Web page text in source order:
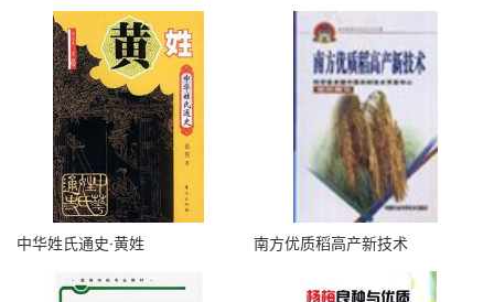
中华姓氏通史·黄姓 南方优质稻高产新技术